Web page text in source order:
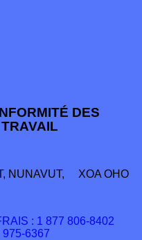
DES
NUNAVUT, XOA OHO
: 1 877 806-8402
6367